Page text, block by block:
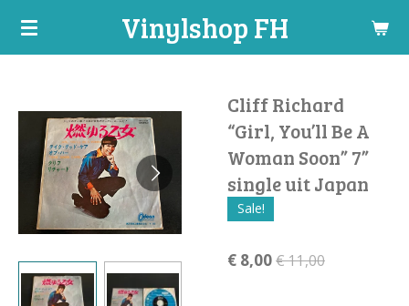
Ga
hoofdinhoud
Vinylshop FH
Cliff Richard
“Girl, You’ll Be A
Woman Soon” 7”
single uit Japan
Sale!
€ 8,00€ 11,00